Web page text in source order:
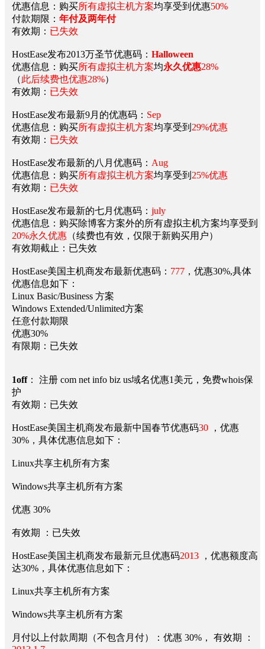
优惠信息：购买所有虚拟主机方案均享受到 优惠50%
付款期限： 年付及两年付
有效期： 已失效
HostEase发布2013万圣节优惠码： Halloween
优惠信息：购买所有虚拟主机方案均永久优惠28%
（此后续费也优惠28%）
有效期： 已失效
HostEase发布最新9月的优惠码： Sep
优惠信息：购买所有虚拟主机方案均享受到 29%优惠
有效期： 已失效
HostEase发布最新的八月优惠码： Aug
优惠信息：购买所有虚拟主机方案均享受到 25%优惠
有效期： 已失效
HostEase发布最新的七月优惠码： july
优惠信息：购买除博客方案外的所有虚拟主机方案均享受到
20%永久优惠 （续费也有效，仅限于新购买用户）
有效期截止：已失效
HostEase美国主机商发布最新优惠码： 777 ，优惠30%,具体
优惠信息如下：
Linux Basic/Business 方案
Windows Extended/Unlimited方案
任意付款期限
优惠30%
有限期：已失效
1off： 注册 com net info biz us域名优惠1美元，免费whois保
护
有效期：已失效
HostEase美国主机商发布最新中国春节优惠码30 ，优惠
30%，具体优惠信息如下：
Linux共享主机所有方案
Windows共享主机所有方案
优惠 30%
有效期 ：已失效
HostEase美国主机商发布最新元旦优惠码2013 ，优惠额度高
达30%，具体优惠信息如下：
Linux共享主机所有方案
Windows共享主机所有方案
月付以上付款周期（不包含月付）：优惠 30%， 有效期 ：